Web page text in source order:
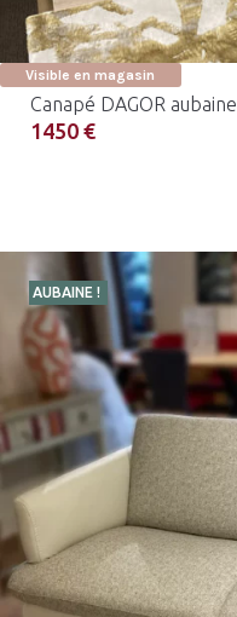
Visible en magasin
Canapé DAGOR aubaine
1450 €
AUBAINE !